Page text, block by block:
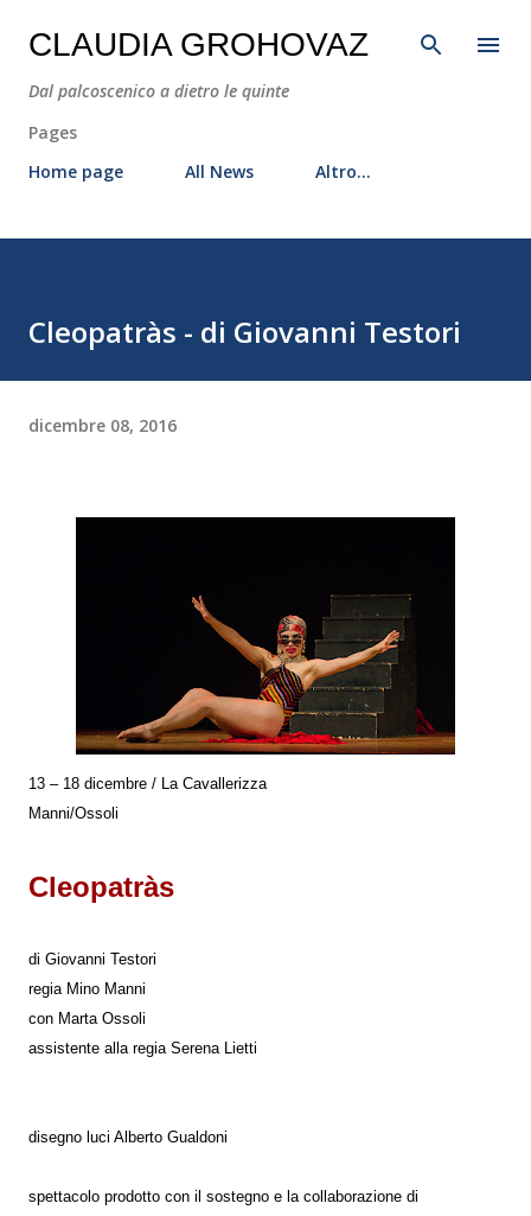
Passa ai contenuti principali
CLAUDIA GROHOVAZ
Dal palcoscenico a dietro le quinte
Pages
Home page
All News Altro…
Cleopatràs - di Giovanni Testori
dicembre 08, 2016
13 – 18 dicembre / La Cavallerizza
Manni/Ossoli
Cleopatràs
di Giovanni Testori
regia Mino Manni
con Marta Ossoli
assistente alla regia Serena Lietti
disegno luci Alberto Gualdoni
spettacolo prodotto con il sostegno e la collaborazione di